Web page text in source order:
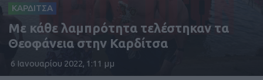
ΚΑΡΔΙΤΣΑ
Με κάθε λαμπρότητα τελέστηκαν τα
Θεοφάνεια στην Καρδίτσα
6 Ιανουαρίου 2022, 1:11 μμ